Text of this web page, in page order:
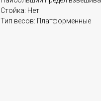
Стойка: Нет
Тип весов: Платформенные